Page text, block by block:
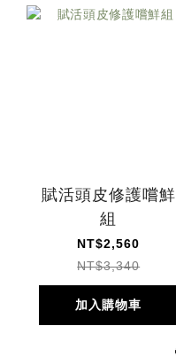
賦活頭皮修護嚐鮮
組
NT$2,560
NT$3,340
加入購物車